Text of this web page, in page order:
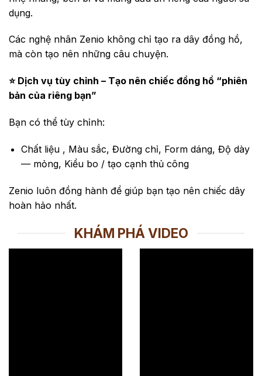
dụng.
Các nghệ nhân Zenio không chỉ tạo ra dây đồng hồ,
mà còn tạo nên những câu chuyện.
⭐ Dịch vụ tùy chỉnh – Tạo nên chiếc đồng hồ “phiên
bản của riêng bạn”
Bạn có thể tùy chỉnh:
Chất liệu , Màu sắc, Đường chỉ, Form dáng, Độ dày
— mỏng, Kiểu bo / tạo cạnh thủ công
Zenio luôn đồng hành để giúp bạn tạo nên chiếc dây
hoàn hảo nhất.
KHÁM PHÁ VIDEO